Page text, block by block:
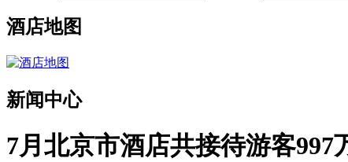
酒店地图
新闻中心
7月北京市酒店共接待游客997